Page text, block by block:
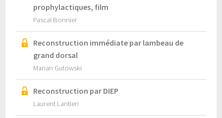
prophylactiques, film
Pascal Bonnier
Reconstruction immédiate par lambeau de
grand dorsal
Marian Gutowski
Reconstruction par DIEP
Laurent Lantieri